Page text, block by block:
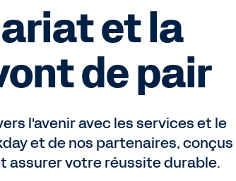
et la
de pair
l'avenir avec les services et le
et de nos partenaires, conçus
assurer votre réussite durable.